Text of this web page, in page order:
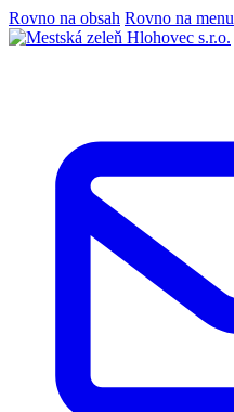
Rovno na obsah Rovno na menu